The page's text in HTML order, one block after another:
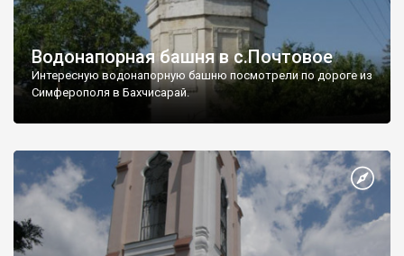
Водонапорная башня в с.Почтовое
Интересную водонапорную башню посмотрели по дороге из
Симферополя в Бахчисарай.